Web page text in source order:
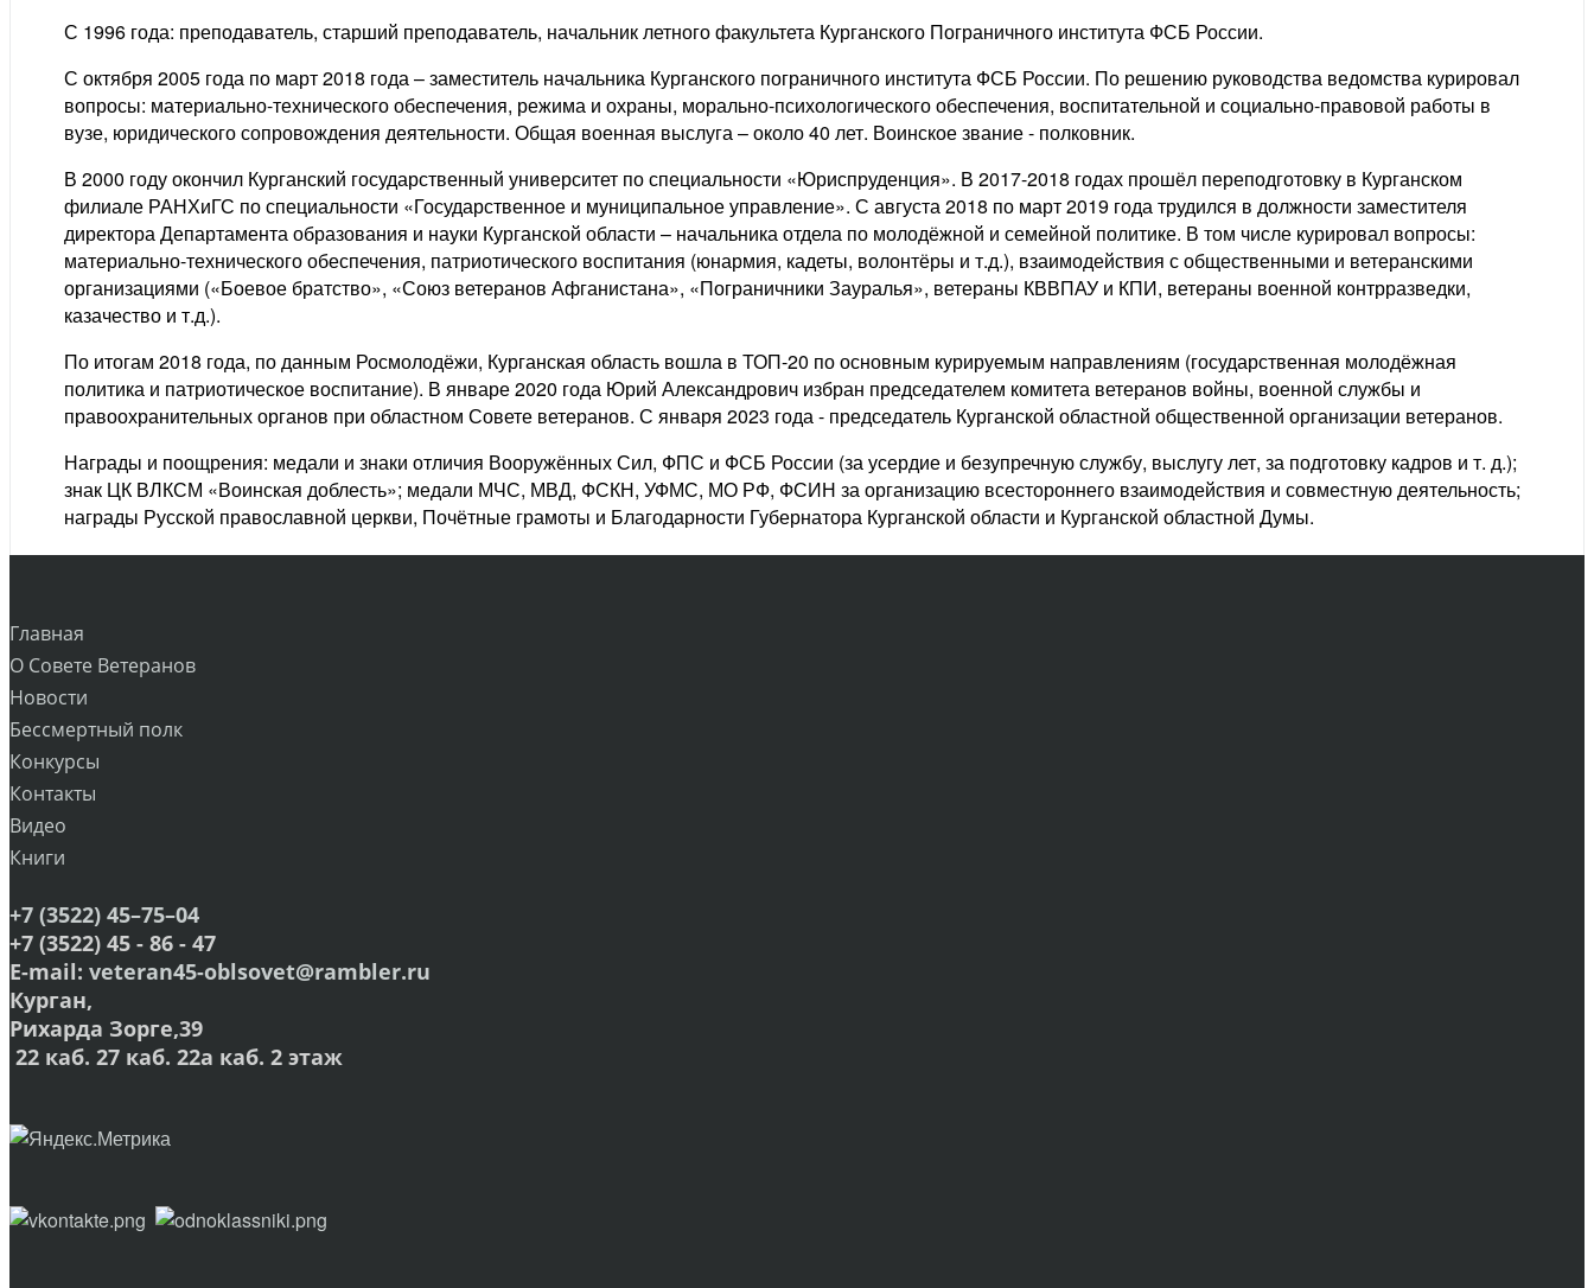
С 1996 года: преподаватель, старший преподаватель, начальник летного факультета Курганского Пограничного института ФСБ России.
С октября 2005 года по март 2018 года – заместитель начальника Курганского пограничного института ФСБ России. По решению руководства ведомства курировал
вопросы: материально-технического обеспечения, режима и охраны, морально-психологического обеспечения, воспитательной и социально-правовой работы в
вузе, юридического сопровождения деятельности. Общая военная выслуга – около 40 лет. Воинское звание - полковник.
В 2000 году окончил Курганский государственный университет по специальности «Юриспруденция». В 2017-2018 годах прошёл переподготовку в Курганском
филиале РАНХиГС по специальности «Государственное и муниципальное управление». С августа 2018 по март 2019 года трудился в должности заместителя
директора Департамента образования и науки Курганской области – начальника отдела по молодёжной и семейной политике. В том числе курировал вопросы:
материально-технического обеспечения, патриотического воспитания (юнармия, кадеты, волонтёры и т.д.), взаимодействия с общественными и ветеранскими
организациями («Боевое братство», «Союз ветеранов Афганистана», «Пограничники Зауралья», ветераны КВВПАУ и КПИ, ветераны военной контрразведки,
казачество и т.д.).
По итогам 2018 года, по данным Росмолодёжи, Курганская область вошла в ТОП-20 по основным курируемым направлениям (государственная молодёжная
политика и патриотическое воспитание). В январе 2020 года Юрий Александрович избран председателем комитета ветеранов войны, военной службы и
правоохранительных органов при областном Совете ветеранов. С января 2023 года - председатель Курганской областной общественной организации ветеранов.
Награды и поощрения: медали и знаки отличия Вооружённых Сил, ФПС и ФСБ России (за усердие и безупречную службу, выслугу лет, за подготовку кадров и т. д.);
знак ЦК ВЛКСМ «Воинская доблесть»; медали МЧС, МВД, ФСКН, УФМС, МО РФ, ФСИН за организацию всестороннего взаимодействия и совместную деятельность;
награды Русской православной церкви, Почётные грамоты и Благодарности Губернатора Курганской области и Курганской областной Думы.
Главная
О Совете Ветеранов
Новости
Бессмертный полк
Конкурсы
Контакты
Видео
Книги
+7 (3522) 45–75–04
+7 (3522) 45 - 86 - 47
E-mail: veteran45-oblsovet@rambler.ru
Курган,
Рихарда Зорге,39
22 каб. 27 каб. 22а каб. 2 этаж